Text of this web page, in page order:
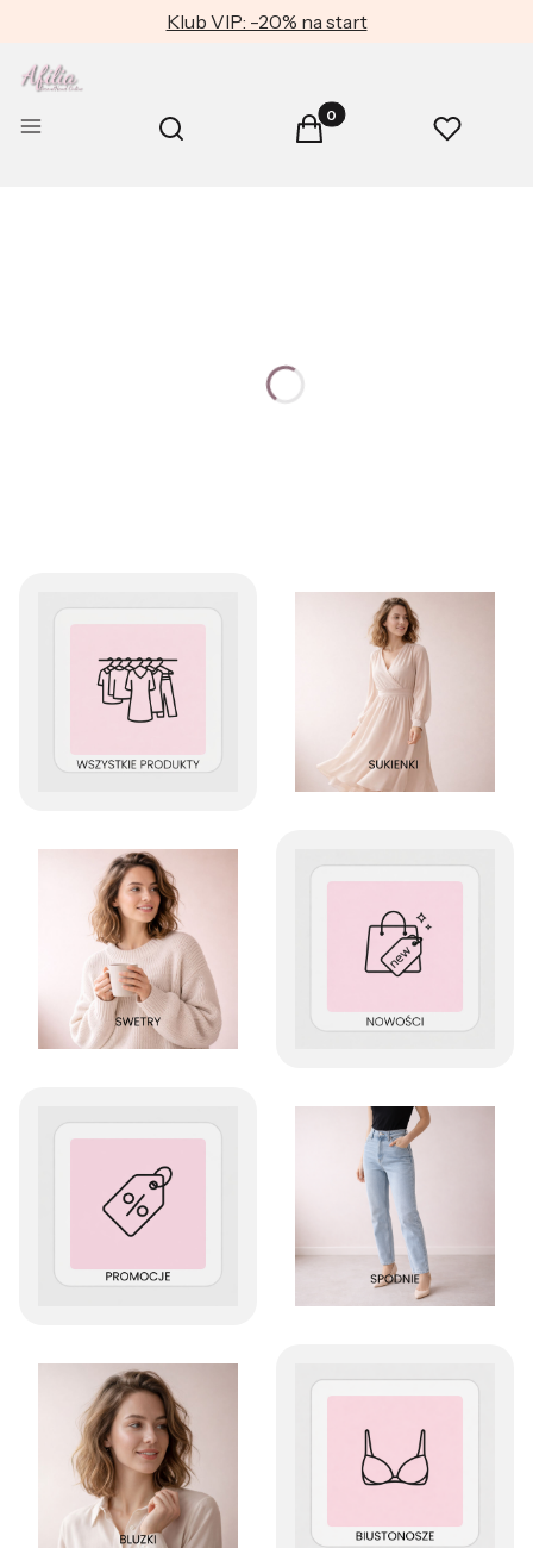
Klub VIP: -20% na start
Menu Otwórz wyszukiwarkę
Szukaj Produkty w koszyku: 0.
Koszyk Ulubione